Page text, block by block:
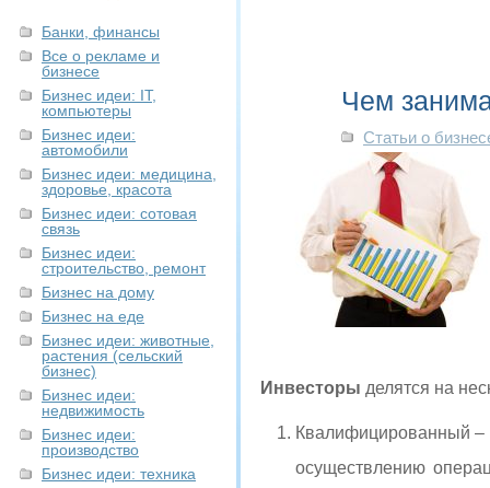
Банки, финансы
Все о рекламе и
бизнесе
Бизнес идеи: IT,
компьютеры
Бизнес идеи:
автомобили
Бизнес идеи: медицина,
здоровье, красота
Бизнес идеи: сотовая
связь
Бизнес идеи:
строительство, ремонт
Бизнес на дому
Бизнес на еде
Бизнес идеи: животные,
растения (сельский
бизнес)
Бизнес идеи:
недвижимость
Бизнес идеи:
производство
Бизнес идеи: техника
Чем
Статьи о
Инвесторы делятся на
Квалифицированный –
осуществлению